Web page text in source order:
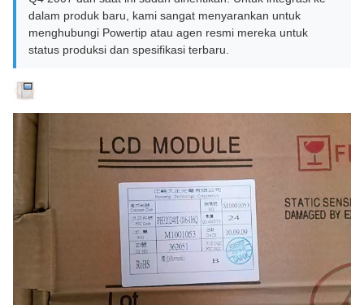
dalam produk baru, kami sangat menyarankan untuk
menghubungi Powertip atau agen resmi mereka untuk
status produksi dan spesifikasi terbaru.